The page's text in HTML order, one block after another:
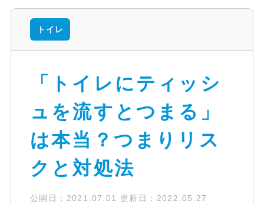
トイレ
「トイレにティッシ
ュを流すとつまる」
は本当？つまりリス
クと対処法
公開日： 2021.07.01 更新日： 2022.05.27